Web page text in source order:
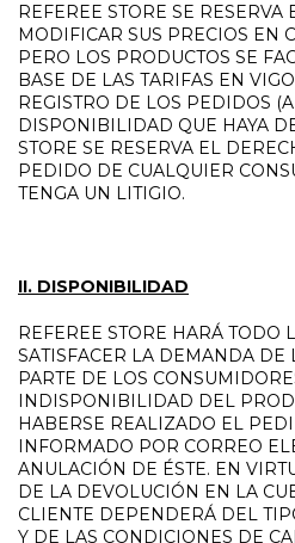
REFEREE STORE SE RESERVA
MODIFICAR SUS PRECIOS EN
PERO LOS PRODUCTOS SE
BASE DE LAS TARIFAS EN
REGISTRO DE LOS PEDIDOS
DISPONIBILIDAD QUE HAYA
STORE SE RESERVA EL
PEDIDO DE CUALQUIER
TENGA UN LITIGIO.
II. DISPONIBILIDAD
REFEREE STORE HARÁ TODO
SATISFACER LA DEMANDA DE
PARTE DE LOS
INDISPONIBILIDAD DEL
HABERSE REALIZADO EL
INFORMADO POR CORREO
ANULACIÓN DE ÉSTE. EN
DE LA DEVOLUCIÓN EN LA
CLIENTE DEPENDERÁ DEL
Y DE LAS CONDICIONES DE